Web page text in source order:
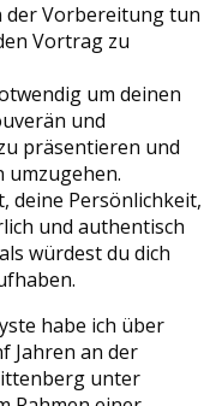
der Vorbereitung tun
Vortrag zu
um deinen
und
präsentieren und
umzugehen.
deine Persönlichkeit,
und authentisch
würdest du dich
habe ich über
Jahren an der
unter